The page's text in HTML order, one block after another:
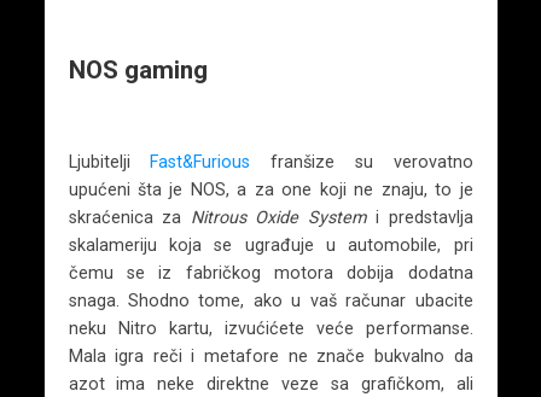
NOS gaming
Ljubitelji Fast&Furious franšize su verovatno
upućeni šta je NOS, a za one koji ne znaju, to je
skraćenica za Nitrous Oxide Systemi predstavlja
skalameriju koja se ugrađuje u automobile, pri
čemu se iz fabričkog motora dobija dodatna
snaga. Shodno tome, ako u vaš računar ubacite
neku Nitro kartu, izvućićete veće performanse.
Mala igra reči i metafore ne znače bukvalno da
azot ima neke direktne veze sa grafičkom, ali